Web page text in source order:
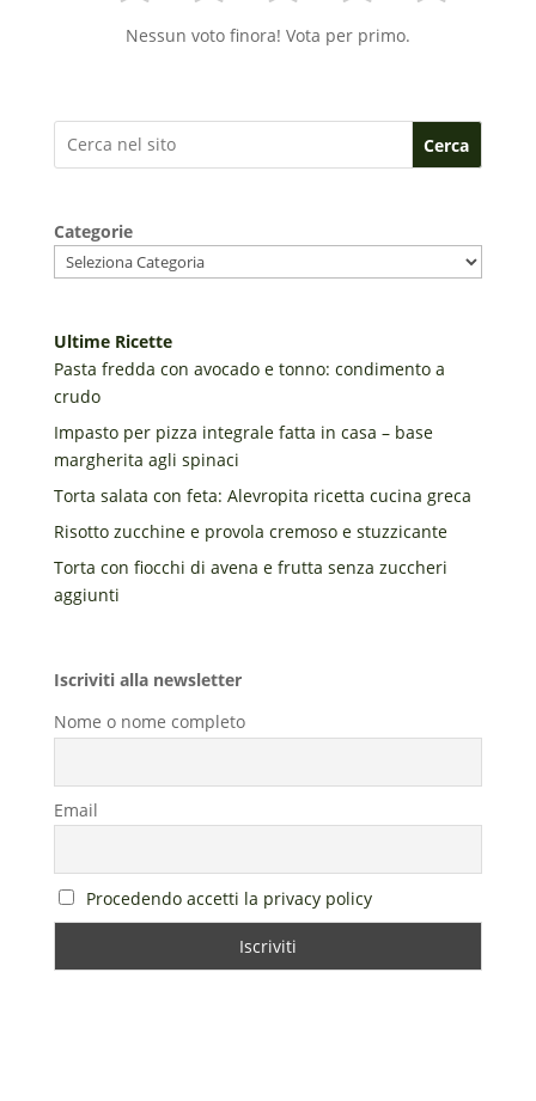
Nessun voto finora! Vota per primo.
Cerca
Categorie
Ultime Ricette
Pasta fredda con avocado e tonno: condimento a
crudo
Impasto per pizza integrale fatta in casa – base
margherita agli spinaci
Torta salata con feta: Alevropita ricetta cucina greca
Risotto zucchine e provola cremoso e stuzzicante
Torta con fiocchi di avena e frutta senza zuccheri
aggiunti
Iscriviti alla newsletter
Nome o nome completo
Email
Procedendo accetti la privacy policy